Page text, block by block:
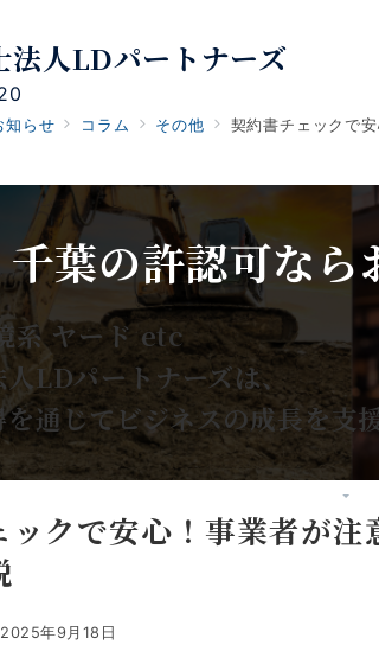
法人LDパートナーズ
知らせ コラム その他 契約書チェックで
千葉の許認可な
系 ヤード etc
LDパートナーズは、
通じてビジネスの成長を支
ックで安心！事業者が
2025年9月18日